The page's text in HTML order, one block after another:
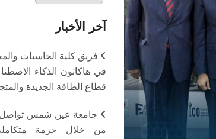
آخر الأخبار
فريق كلية الحاسبات
في هاكاثون الذكاء
قطاع الطاقة الجديدة
جامعة عين شمس تواصل
من خلال حزمة متكاملة